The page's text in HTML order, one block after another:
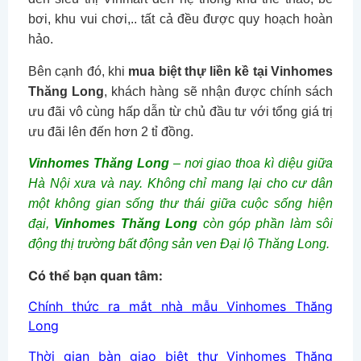
bơi, khu vui chơi,.. tất cả đều được quy hoạch hoàn
hảo.
Bên cạnh đó, khi mua biệt thự liền kề tại Vinhomes
Thăng Long, khách hàng sẽ nhận được chính sách
ưu đãi vô cùng hấp dẫn từ chủ đầu tư với tổng giá trị
ưu đãi lên đến hơn 2 tỉ đồng.
Vinhomes Thăng Long– nơi giao thoa kì diệu giữa
Hà Nội xưa và nay. Không chỉ mang lại cho cư dân
một không gian sống thư thái giữa cuộc sống hiện
đại, Vinhomes Thăng Long còn góp phần làm sôi
động thị trường bất động sản ven Đại lộ Thăng Long.
Có thể bạn quan tâm:
Chính thức ra mắt nhà mẫu Vinhomes Thăng
Long
Thời gian bàn giao biệt thự Vinhomes Thăng